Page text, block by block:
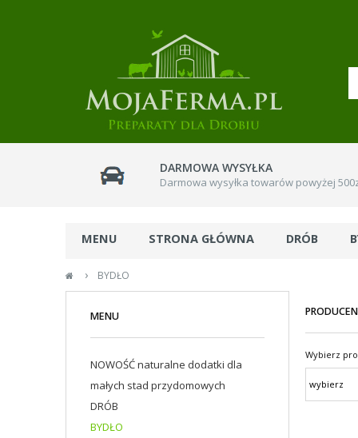
DARMOWA WYSYŁKA
Darmowa wysyłka towarów powyżej
MENU STRONA GŁÓWNA DRÓB
ŚRODKI OWADOBÓJCZE
› BYDŁO
MENU
NOWOŚĆ naturalne dodatki dla
małych stad przydomowych
DRÓB
BYDŁO
Wybierz